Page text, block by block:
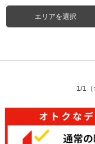
エリアを選択
1/1